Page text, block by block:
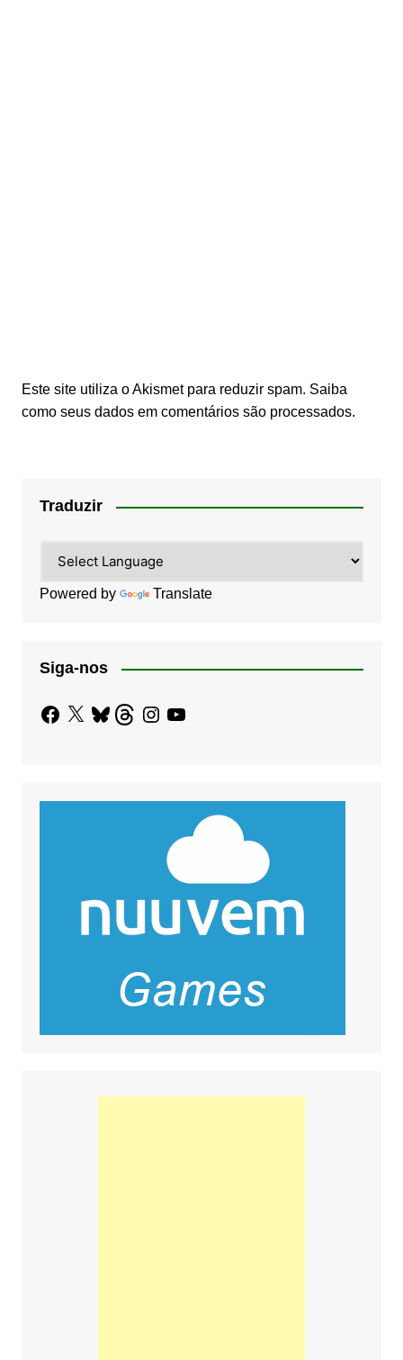
Este site utiliza o Akismet para reduzir spam. Saiba
como seus dados em comentários são processados.
Traduzir
Powered by Translate
Siga-nos
Facebook
X BlueskyThreadsInstagram
YouTube